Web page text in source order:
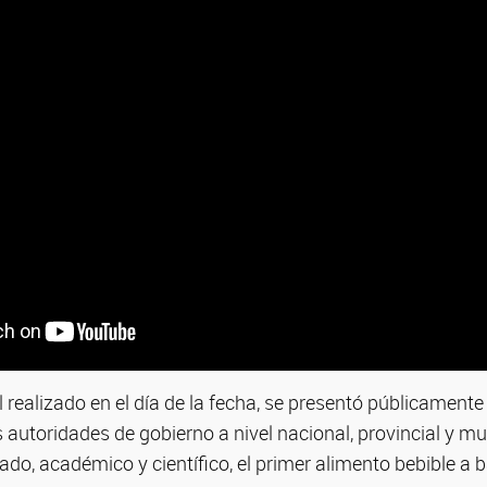
en el día de la fecha, se presentó públicamente
de gobierno a nivel nacional, provincial y
académico y científico, el primer alimento bebible a